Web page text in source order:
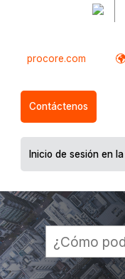
procore.com
Contáctenos
Inicio de sesión en